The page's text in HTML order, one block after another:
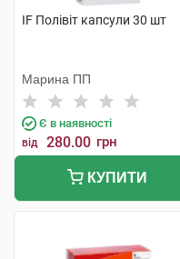
IF Полівіт капсули 30 шт
Марина ПП
Є в наявності
від 280.00 грн
КУПИТИ